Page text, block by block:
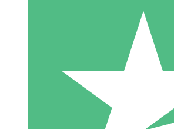
10 Downloads
20 00